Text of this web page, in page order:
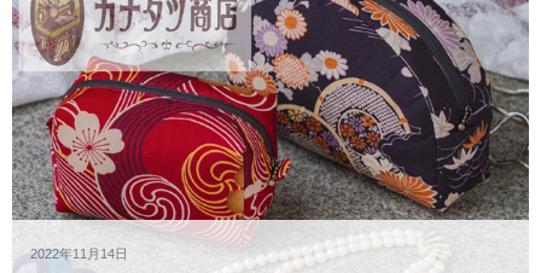
2022年11月14日